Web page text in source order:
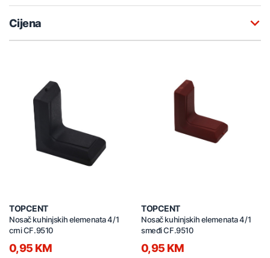
Cijena
TOPCENT
Nosač kuhinjskih elemenata 4/1
crni CF.9510
0,95 KM
TOPCENT
Nosač kuhinjskih elemenata 4/1
smeđi CF.9510
0,95 KM